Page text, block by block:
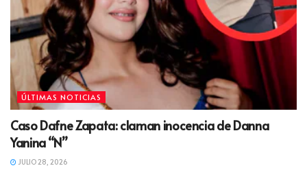
ÚLTIMAS NOTICIAS
Caso Dafne Zapata: claman inocencia de Danna
Yanina “N”
JULIO 28, 2026